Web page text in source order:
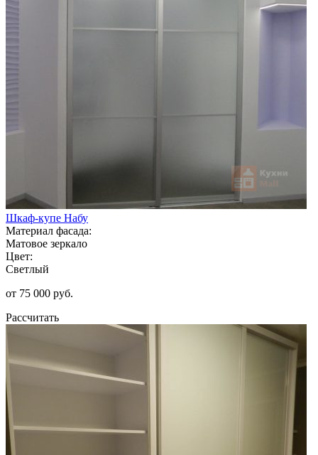
Шкаф-купе Набу
Материал фасада:
Матовое зеркало
Цвет:
Светлый
от 75 000 руб.
Рассчитать